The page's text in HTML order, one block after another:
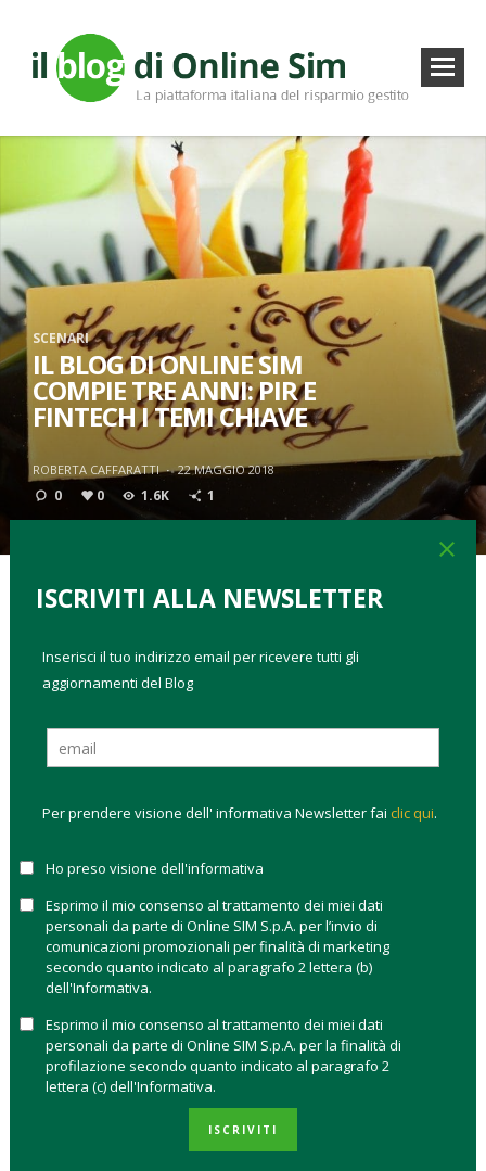
SCENARI
IL BLOG DI ONLINE SIM
COMPIE TRE ANNI: PIR E
FINTECH I TEMI CHIAVE
ROBERTA CAFFARATTI · 22 MAGGIO 2018
0 0 1.6K 1
Il Blog di Online SIM festeggia il terzo compleanno con
numeri di tutto rispetto:
magazine online con oltre 74 mila sessioni e
pagine viste.Nell’ultimo anno è migliorata la qualità della
minuti (+53% rispetto al 2017) con un aumento del 27% per
del 27%. Continua a crescere la popolarità del Blog sui social,
ed in particolare su Facebook dove i post hanno raggiunto
circa 792mila impression con quasi 20 mila interazioni ai post.
La formula del blog istituzionaleva incontro alla
domanda di risparmiatori, promotori finanziari, private banker,
consulenti indipendenti e investitori istituzionali, offrendo un
punto di vista indipendente sui temi caldi dell’economia che
hanno un impatto diretto sulle scelte di investimento. Il Blog
di Online Sim
direttamente dalla home page
oltre che sui canali social (Twitter e Facebook).
close
ISCRIVITI ALLA NEWSLETTER
Inserisci il tuo indirizzo email per ricevere tutti gli
aggiornamenti del Blog
Per prendere visione dell' informativa Newsletter fai clic qui.
Ho preso visione dell'informativa
Esprimo il mio consenso al trattamento dei miei dati
personali da parte di Online SIM S.p.A. per l’invio di
comunicazioni promozionali per finalità di marketing
secondo quanto indicato al paragrafo 2 lettera (b)
dell'Informativa.
Esprimo il mio consenso al trattamento dei miei dati
personali da parte di Online SIM S.p.A. per la finalità di
profilazione secondo quanto indicato al paragrafo 2
lettera (c) dell'Informativa.
ISCRIVITI